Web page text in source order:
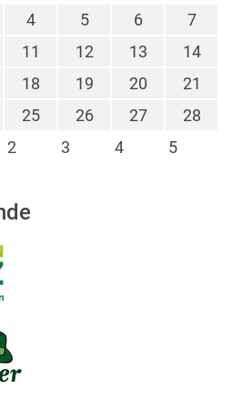
4 5 6
7
11 12 13
14
18 19 20
21
25 26 27
28
2 3 4 5